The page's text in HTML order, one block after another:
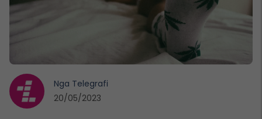
Nga Telegrafi
20/05/2023